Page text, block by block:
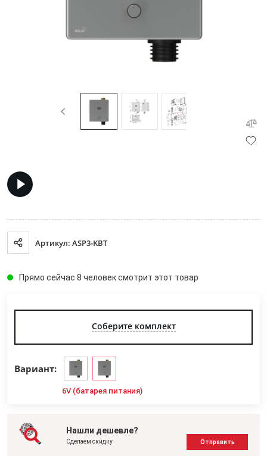
Артикул: ASP3-KBT
Прямо сейчас 8 человек смотрит этот товар
Соберите комплект
Вариант:
6V (батарея питания)
Нашли дешевле?
Сделаем скидку Отправить